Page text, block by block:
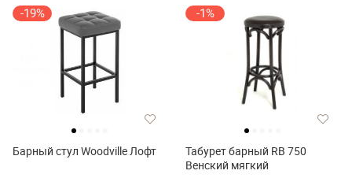
-19%
Барный стул Woodville Лофт
-1%
Табурет барный RB 750
Венский мягкий